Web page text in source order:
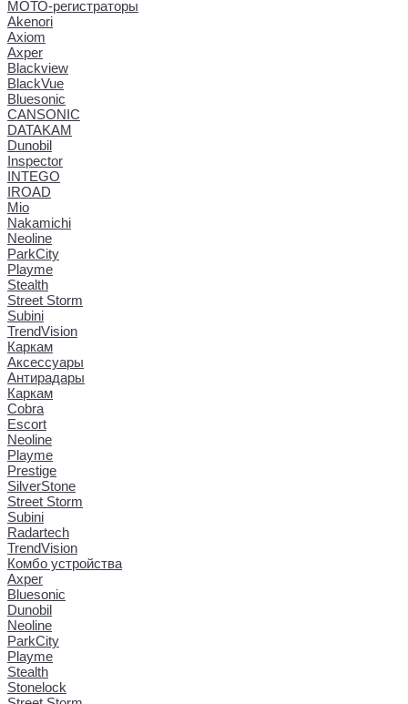
МОТО-регистраторы
Akenori
Axiom
Axper
Blackview
BlackVue
Bluesonic
CANSONIC
DATAKAM
Dunobil
Inspector
INTEGO
IROAD
Mio
Nakamichi
Neoline
ParkCity
Playme
Stealth
Street Storm
Subini
TrendVision
Каркам
Аксессуары
Антирадары
Каркам
Cobra
Escort
Neoline
Playme
Prestige
SilverStone
Street Storm
Subini
Radartech
TrendVision
Комбо устройства
Axper
Bluesonic
Dunobil
Neoline
ParkCity
Playme
Stealth
Stonelock